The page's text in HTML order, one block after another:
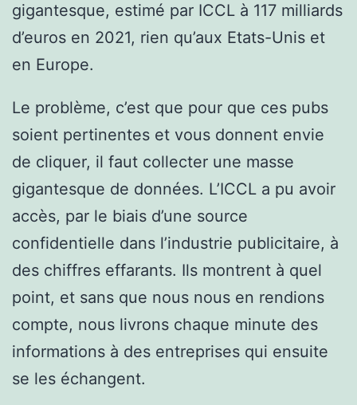
gigantesque, estimé par ICCL à 117 milliards
d’euros en 2021, rien qu’aux Etats-Unis et
en Europe.
Le problème, c’est que pour que ces pubs
soient pertinentes et vous donnent envie
de cliquer, il faut collecter une masse
gigantesque de données. L’ICCL a pu avoir
accès, par le biais d’une source
confidentielle dans l’industrie publicitaire, à
des chiffres effarants. Ils montrent à quel
point, et sans que nous nous en rendions
compte, nous livrons chaque minute des
informations à des entreprises qui ensuite
se les échangent.